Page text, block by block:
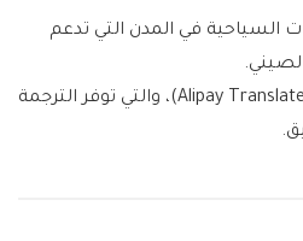
السياحية في المدن التي تدعم
ميزة “علي باي” للترجمة (Alipay Translate)، والتي توفر الترجمة